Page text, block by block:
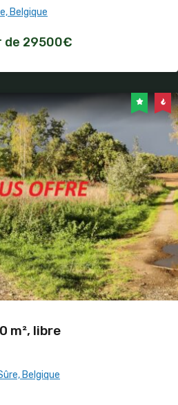
Belgique
de 29500€
m², libre
Belgique